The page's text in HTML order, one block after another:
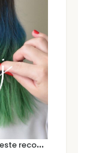
P
edichiură Dumbrăvița – cât de des este recomandat să îți faci o pedichiură profesională